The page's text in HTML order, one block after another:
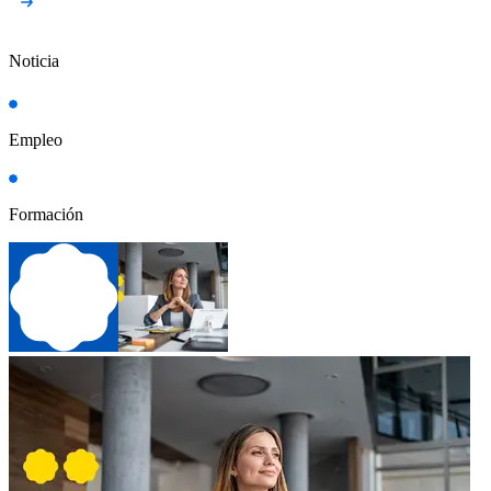
Noticia
Empleo
Formación